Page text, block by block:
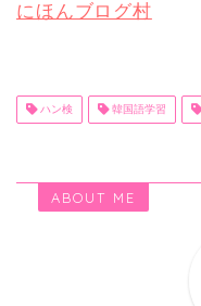
にほんブログ村
ハン検 韓国語学習
ABOUT ME